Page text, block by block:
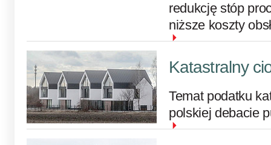
redukcję stóp
niższe koszty
Katastralny
Temat podatku
polskiej debacie